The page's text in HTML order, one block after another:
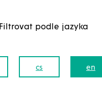
Filtrovat podle jazyka
cs en